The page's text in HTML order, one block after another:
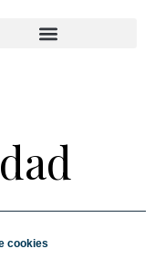
cookies